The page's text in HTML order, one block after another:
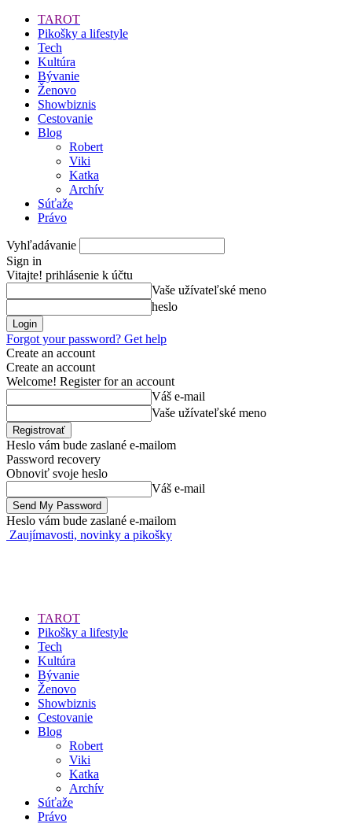
TAROT
Pikošky a lifestyle
Tech
Kultúra
Bývanie
Ženovo
Showbiznis
Cestovanie
Blog
Robert
Viki
Katka
Archív
Súťaže
Právo
Vyhľadávanie
Sign in
Vitajte! prihlásenie k účtu
Vaše užívateľské meno
heslo
Forgot your password? Get help
Create an account
Create an account
Welcome! Register for an account
Váš e-mail
Vaše užívateľské meno
Heslo vám bude zaslané e-mailom
Password recovery
Obnoviť svoje heslo
Váš e-mail
Heslo vám bude zaslané e-mailom
Zaujímavosti, novinky a pikošky
TAROT
Pikošky a lifestyle
Tech
Kultúra
Bývanie
Ženovo
Showbiznis
Cestovanie
Blog
Robert
Viki
Katka
Archív
Súťaže
Právo